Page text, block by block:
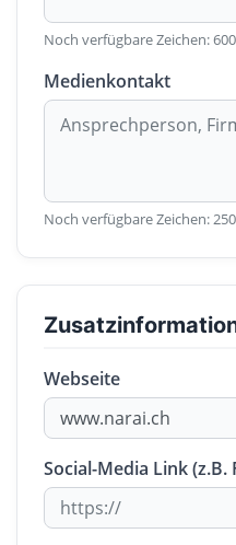
Noch verfügbare Zeichen:
Medienkontakt
Noch verfügbare Zeichen:250
Webseite
Social-Media Link